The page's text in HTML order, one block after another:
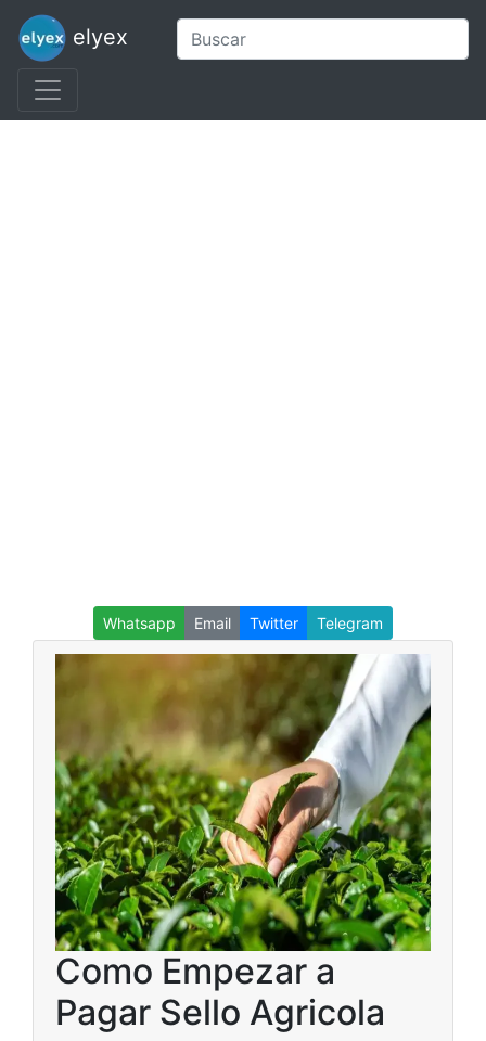
elyex
Whatsapp Email Twitter Telegram
Como Empezar a
Pagar Sello Agricola